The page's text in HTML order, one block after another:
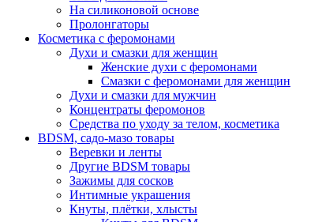
На силиконовой основе
Пролонгаторы
Косметика с феромонами
Духи и смазки для женщин
Женские духи с феромонами
Смазки с феромонами для женщин
Духи и смазки для мужчин
Концентраты феромонов
Средства по уходу за телом, косметика
BDSM, садо-мазо товары
Веревки и ленты
Другие BDSM товары
Зажимы для сосков
Интимные украшения
Кнуты, плётки, хлысты